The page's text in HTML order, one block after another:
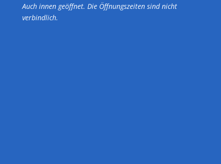
Auch innen geöffnet. Die Öffnungszeiten sind nicht
verbindlich.